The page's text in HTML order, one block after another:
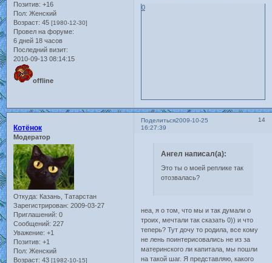
Позитив: +16
Пол: Женский
Возраст: 45 [1980-12-30]
Провел на форуме:
6 дней 18 часов
Последний визит:
2010-09-13 08:14:15
offline
0
Поделиться 14
2009-10-25
16:27:39
Котёнок
Модератор
Откуда: Казань, Татарстан
Зарегистрирован: 2009-03-27
Приглашений: 0
Сообщений: 227
Уважение: +1
Позитив: +1
Пол: Женский
Возраст: 43 [1982-10-15]
Ангел написал(а):
Это ты о моей реплике так
отозвалась?
неа, я о том, что мы и так думали о
троих, мечтали так сказать 0)) и что
теперь? Тут дочу то родила, все кому
не лень поинтерисовались не из за
материнского ли капитала, мы пошли
на такой шаг. Я представляю, какого